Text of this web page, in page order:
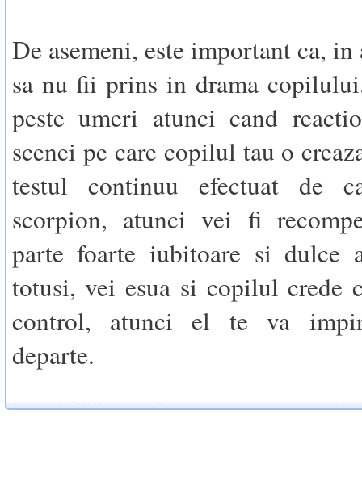
De asemeni, este important ca, in
sa nu fii prins in drama
peste umeri atunci cand
scenei pe care copilul tau o
testul continuu efectuat de
scorpion, atunci vei fi
parte foarte iubitoare si dulce
totusi, vei esua si copilul crede
control, atunci el te va
departe.